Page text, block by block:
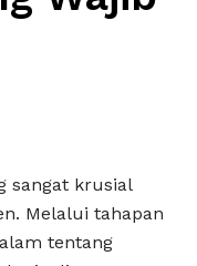
sangat krusial
Melalui tahapan
tentang